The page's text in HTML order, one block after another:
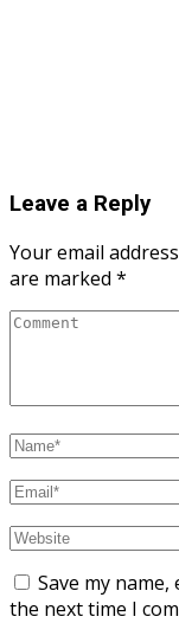
Leave a Reply
Your email
are marked *
Save my
the next time I